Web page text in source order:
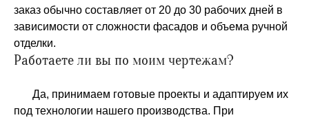
заказ обычно составляет от 20 до 30 рабочих дней в
зависимости от сложности фасадов и объема ручной
отделки.
Работаете ли вы по моим чертежам?
Да, принимаем готовые проекты и адаптируем их
под технологии нашего производства. При